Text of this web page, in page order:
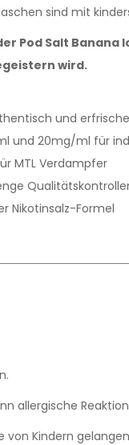
sind mit
Pod Salt
wird.
und
und 20mg/ml für
MTL Verdampfer
Nikotinsalz-Formel
allergische
von Kindern